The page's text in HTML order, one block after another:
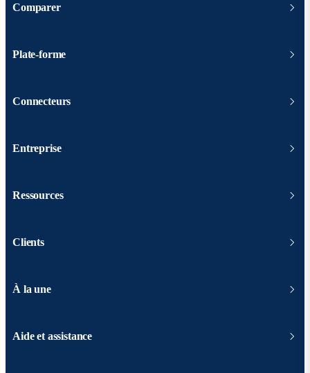
Comparer
Plate-forme
Connecteurs
Entreprise
Ressources
Clients
À la une
Aide et assistance